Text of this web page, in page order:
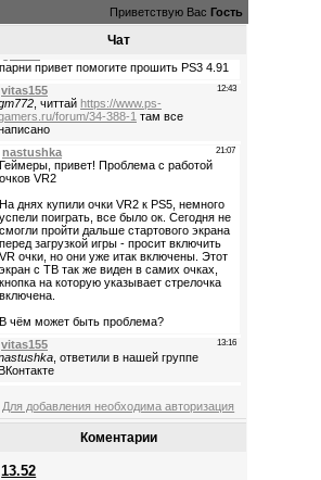
Приветствую Вас Гость
Чат
Для добавления необходима авторизация
Коментарии
13.52